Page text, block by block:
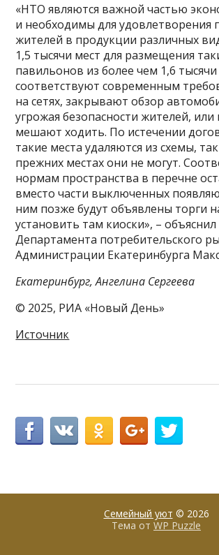
«НТО являются важной частью
и необходимы для удовлетворения
жителей в продукции различных
1,5 тысячи мест для размещения
павильонов из более чем 1,6 тысячи
соответствуют современным
на сетях, закрывают обзор
угрожая безопасности жителей, или
мешают ходить. По истечении
такие места удаляются из схемы,
прежних местах они не могут.
нормам пространства в перечне
вместо части выключенных
ним позже будут объявлены торги
установить там киоски», –
Департамента потребительского
Администрации Екатеринбурга
Екатеринбург, Ангелина Сергеева
© 2025, РИА «Новый День»
Источник
Семейный уют © 2026
Тема от WP Puzzle